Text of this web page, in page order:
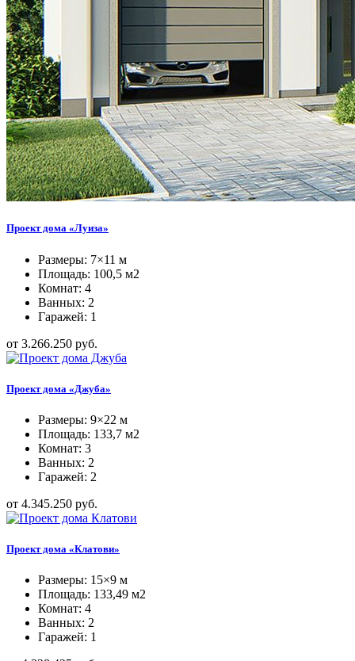
Проект дома «Луиза»
Размеры: 7×11 м
Площадь: 100,5 м2
Комнат: 4
Ванных: 2
Гаражей: 1
от 3.266.250 руб.
Проект дома «Джуба»
Размеры: 9×22 м
Площадь: 133,7 м2
Комнат: 3
Ванных: 2
Гаражей: 2
от 4.345.250 руб.
Проект дома «Клатови»
Размеры: 15×9 м
Площадь: 133,49 м2
Комнат: 4
Ванных: 2
Гаражей: 1